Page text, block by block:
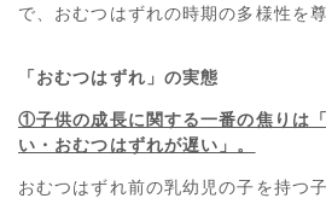
で、おむつはずれの時期の多様性を
「おむつはずれ」の実態
①子供の成長に関する一番の焦りは
い・おむつはずれが遅い」。
おむつはずれ前の乳幼児の子を持つ